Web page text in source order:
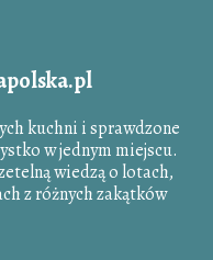
kuchni i sprawdzone
w jednym miejscu.
wiedzą o lotach,
z różnych zakątków